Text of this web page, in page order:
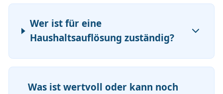
Wer ist für eine
Haushaltsauflösung zuständig?
Was ist wertvoll oder kann noch